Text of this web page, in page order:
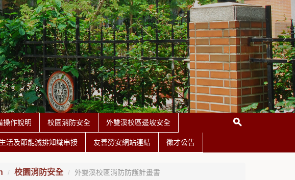
操作說明 校園消防安全 外雙溪校區邊坡安全
活及節能減排知識串接 友善勞安網站連結 徵才公告
校園消防安全 外雙溪校區消防防護計畫書